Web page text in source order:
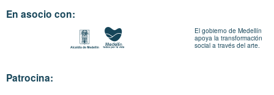
En asocio con:
El gobierno de Medellín
apoya la transformación
social a través del arte.
Patrocina: